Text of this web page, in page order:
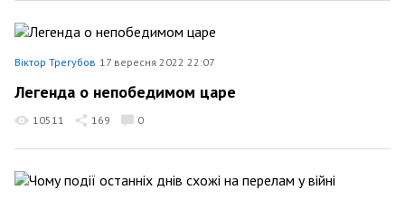
Віктор Трегубов 17 вересня 2022 22:07
Легенда о непобедимом царе
10511 169 0